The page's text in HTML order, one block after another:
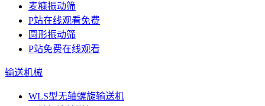
麦糠振动筛
P站在线观看免费
圆形振动筛
P站免费在线观看
输送机械
WLS型无轴螺旋输送机